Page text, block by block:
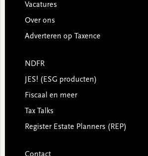
Vacatures
Over ons
Adverteren op Taxence
NDFR
JES! (ESG producten)
Fiscaal en meer
Tax Talks
Register Estate Planners (REP)